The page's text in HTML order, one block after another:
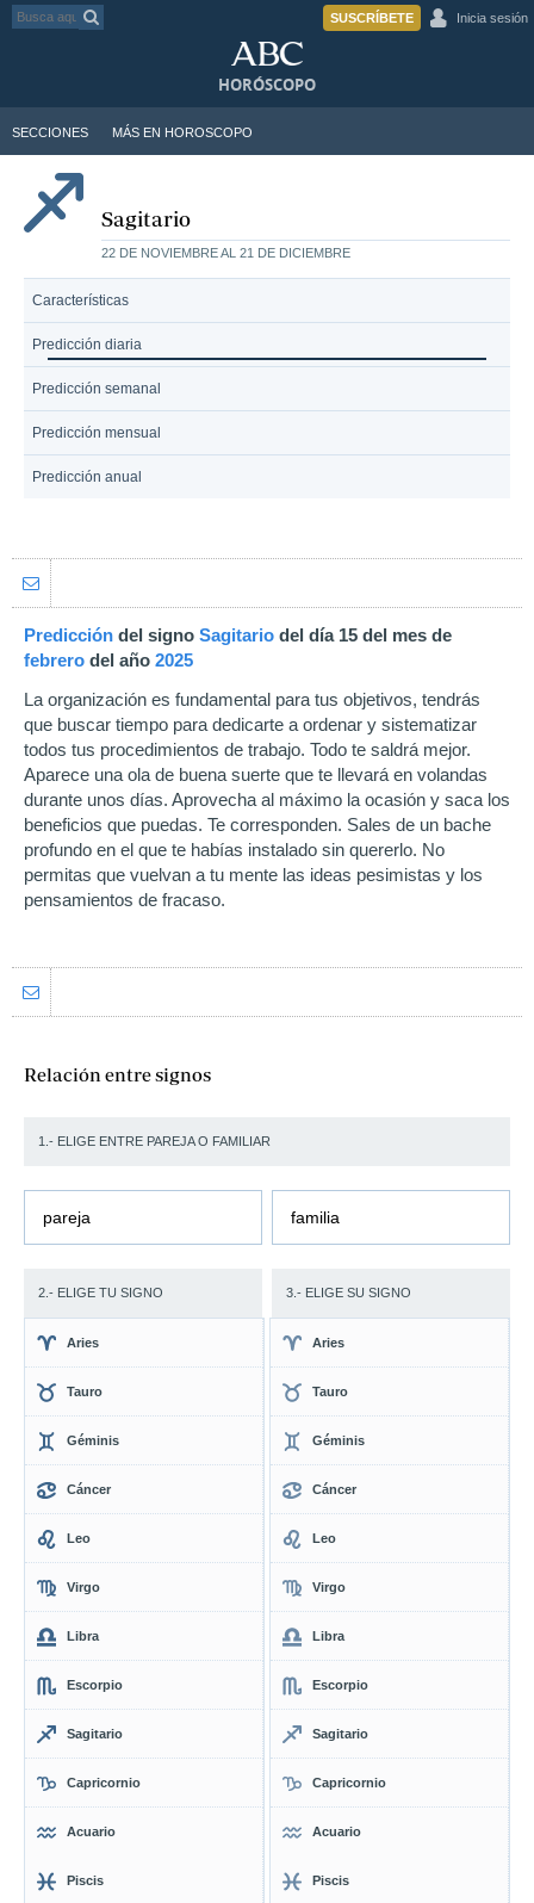
SUSCRÍBETE Inicia sesión
SECCIONES MÁS EN HOROSCOPO
HORÓSCOPO
Sagitario
22 DE NOVIEMBRE AL 21 DE DICIEMBRE
Características
Predicción diaria
Predicción semanal
Predicción mensual
Predicción anual
Predicción del signo Sagitario del día 15 del mes de
febrero del año 2025
La organización es fundamental para tus objetivos, tendrás
que buscar tiempo para dedicarte a ordenar y sistematizar
todos tus procedimientos de trabajo. Todo te saldrá mejor.
Aparece una ola de buena suerte que te llevará en volandas
durante unos días. Aprovecha al máximo la ocasión y saca los
beneficios que puedas. Te corresponden. Sales de un bache
profundo en el que te habías instalado sin quererlo. No
permitas que vuelvan a tu mente las ideas pesimistas y los
pensamientos de fracaso.
Relación entre signos
1.- ELIGE ENTRE PAREJA O FAMILIAR
pareja familia
2.- ELIGE TU SIGNO 3.- ELIGE SU SIGNO
Aries
Tauro
Géminis
Cáncer
Leo
Virgo
Libra
Escorpio
Sagitario
Capricornio
Acuario
Piscis
Aries
Tauro
Géminis
Cáncer
Leo
Virgo
Libra
Escorpio
Sagitario
Capricornio
Acuario
Piscis